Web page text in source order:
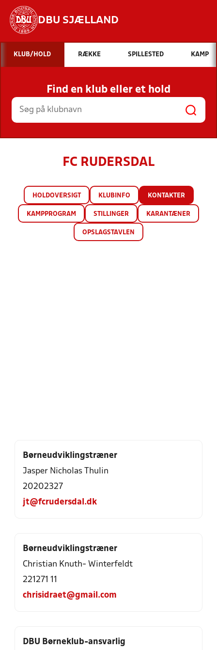
DBU SJÆLLAND
Hvad vil du søge efter?
INDHOLD OG NYHEDER
STILLINGER, RESULTATER, KLUBBER OG
HOLD
KLUB/HOLD RÆKKE SPILLESTED KAMP
Find en klub eller et hold
FC RUDERSDAL
HOLDOVERSIGT KLUBINFO KONTAKTER
KAMPPROGRAM STILLINGER KARANTÆNER
OPSLAGSTAVLEN
Børneudviklingstræner
Jasper Nicholas Thulin
20202327
jt@fcrudersdal.dk
Børneudviklingstræner
Christian Knuth- Winterfeldt
221271 11
chrisidraet@gmail.com
DBU Børneklub-ansvarlig